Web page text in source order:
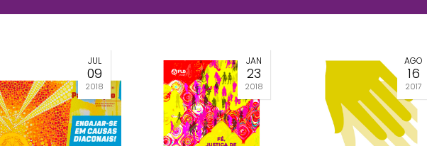
JUL
09
2018
JAN
23
2018
AGO
16
2017